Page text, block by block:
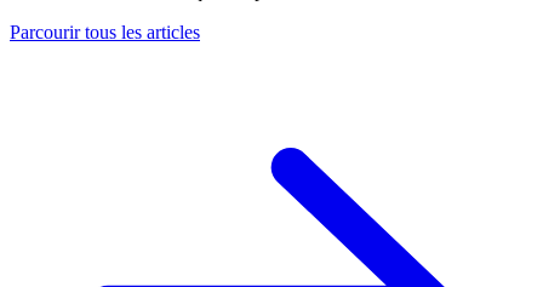
Parcourir tous les articles